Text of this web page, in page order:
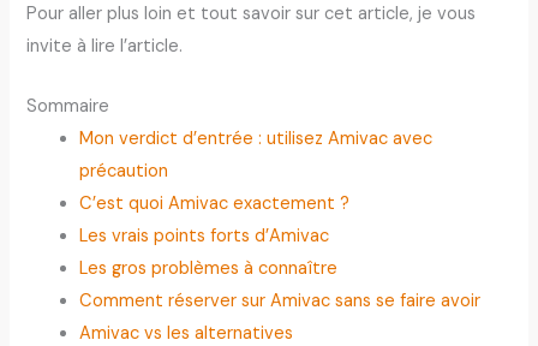
Pour aller plus loin et tout savoir sur cet article, je vous
invite à lire l’article.
Sommaire
Mon verdict d’entrée : utilisez Amivac avec
précaution
C’est quoi Amivac exactement ?
Les vrais points forts d’Amivac
Les gros problèmes à connaître
Comment réserver sur Amivac sans se faire avoir
Amivac vs les alternatives